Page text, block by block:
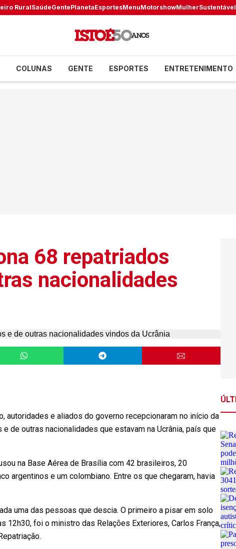
RuralSaúdeGentePlanetaEsportesMenuMotorshowMulherSustentável
COLUNAS GENTE ESPORTES ENTRETENIMENTO
68 repatriados
nacionalidades
autoridades e aliados do governo recepcionaram no início da
de outras nacionalidades que estavam na Ucrânia, país que
na Base Aérea de Brasília com 42 brasileiros, 20
argentinos e um colombiano. Entre os que chegaram, havia
uma das pessoas que descia. O primeiro a pisar em solo
12h30, foi o ministro das Relações Exteriores, Carlos França,